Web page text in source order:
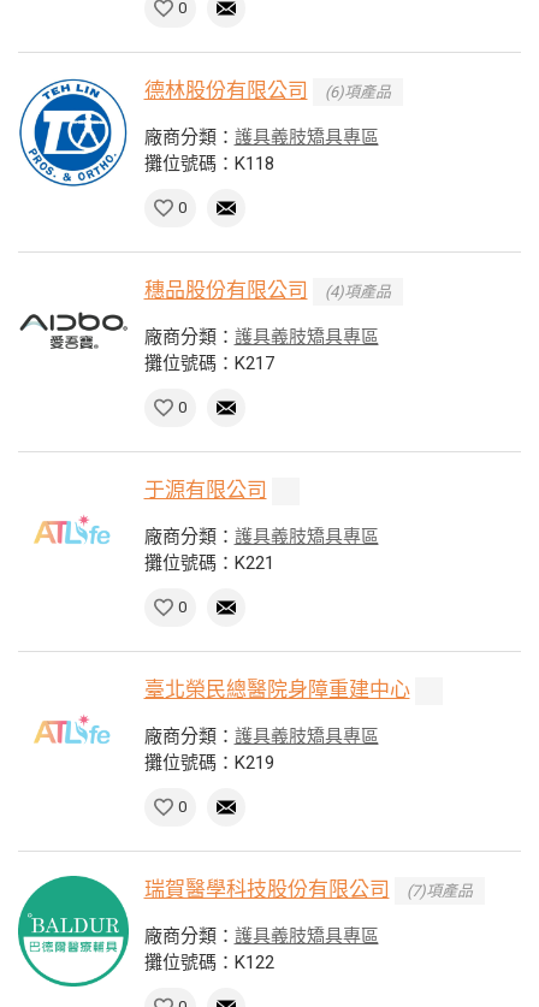
0
德林股份有限公司 (6)項產品
廠商分類： 護具義肢矯具專區
攤位號碼：K118
0
穗品股份有限公司 (4)項產品
廠商分類： 護具義肢矯具專區
攤位號碼：K217
0
于源有限公司
廠商分類： 護具義肢矯具專區
攤位號碼：K221
0
臺北榮民總醫院身障重建中心
廠商分類： 護具義肢矯具專區
攤位號碼：K219
0
瑞賀醫學科技股份有限公司 (7)項產品
廠商分類： 護具義肢矯具專區
攤位號碼：K122